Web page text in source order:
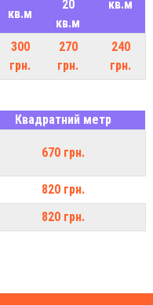
кв.м
20
кв.м
кв.м
300
грн.
270
грн.
240
грн.
Квадратний метр
670 грн.
820 грн.
820 грн.